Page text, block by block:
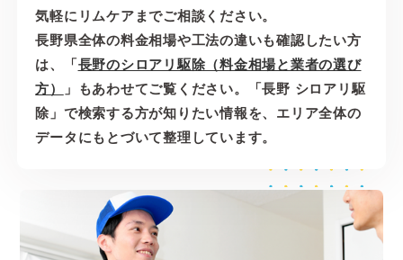
気軽にリムケアまでご相談ください。
長野県全体の料金相場や工法の違いも確認したい方
は、「長野のシロアリ駆除（料金相場と業者の選び
方）
」もあわせてご覧ください。「長野 シロアリ駆
除」で検索する方が知りたい情報を、エリア全体の
データにもとづいて整理しています。